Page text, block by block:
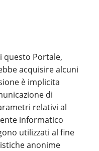
questo Portale,
acquisire alcuni
è implicita
di
relativi al
informatico
utilizzati al fine
anonime